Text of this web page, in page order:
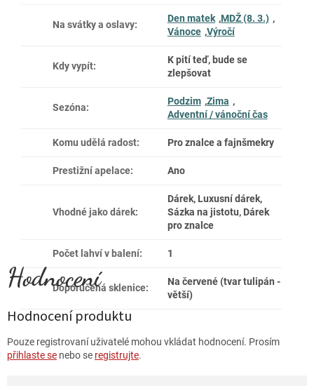
Na svátky a oslavy:
Den matek ,MDŽ (8. 3.) ,
Vánoce ,Výročí
Kdy vypít:
K pití teď, bude se
zlepšovat
Sezóna:
Podzim ,Zima ,
Adventní / vánoční čas
Komu udělá radost: Pro znalce a fajnšmekry
Prestižní apelace: Ano
Vhodné jako dárek:
Dárek, Luxusní dárek,
Sázka na jistotu, Dárek
pro znalce
Počet lahví v balení: 1
Doporučená sklenice:
Na červené (tvar tulipán -
větší)
Hodnocení produktu
Pouze registrovaní uživatelé mohou vkládat hodnocení. Prosím
přihlaste se nebo se registrujte.